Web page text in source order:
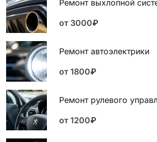
Ремонт выхлопной
от 3000₽
Ремонт автоэлектрики
от 1800₽
Ремонт рулевого
от 1200₽